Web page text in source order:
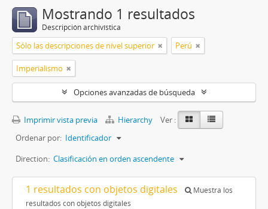
Mostrando 1 resultados
Descripción archivística
Sólo las descripciones de nivel superior Perú
Imperialismo
Opciones avanzadas de búsqueda
Imprimir vista previa Hierarchy
Ver :
Ordenar por: Identificador
Direction: Clasificación en orden ascendente
1 resultados con objetos digitales
Muestra los
resultados con objetos digitales